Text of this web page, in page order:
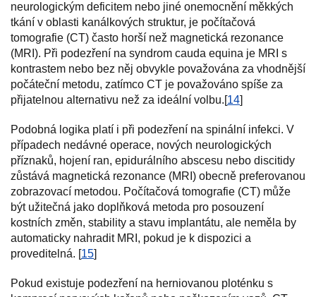
neurologickým deficitem nebo jiné onemocnění měkkých
tkání v oblasti kanálkových struktur, je počítačová
tomografie (CT) často horší než magnetická rezonance
(MRI). Při podezření na syndrom cauda equina je MRI s
kontrastem nebo bez něj obvykle považována za vhodnější
počáteční metodu, zatímco CT je považováno spíše za
přijatelnou alternativu než za ideální volbu.[14]
Podobná logika platí i při podezření na spinální infekci. V
případech nedávné operace, nových neurologických
příznaků, hojení ran, epidurálního abscesu nebo discitidy
zůstává magnetická rezonance (MRI) obecně preferovanou
zobrazovací metodou. Počítačová tomografie (CT) může
být užitečná jako doplňková metoda pro posouzení
kostních změn, stability a stavu implantátu, ale neměla by
automaticky nahradit MRI, pokud je k dispozici a
proveditelná. [15]
Pokud existuje podezření na herniovanou ploténku s